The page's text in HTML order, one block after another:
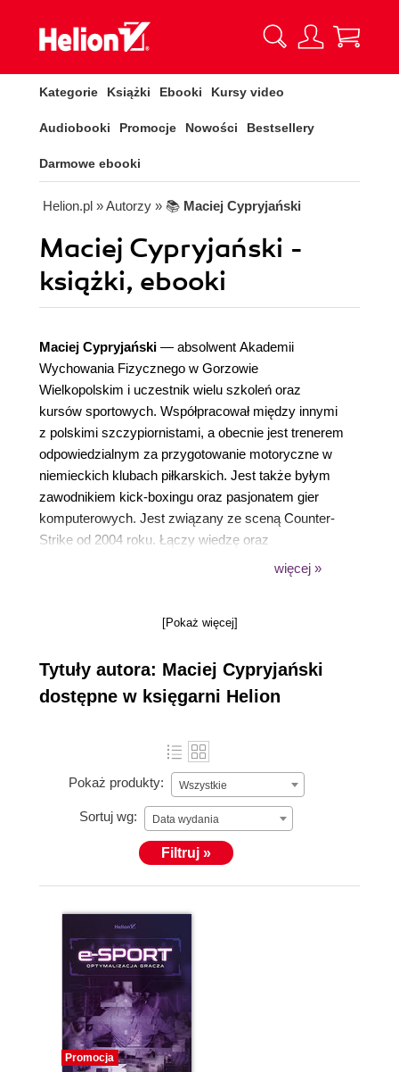
Kategorie Książki Ebooki Kursy video
Audiobooki Promocje Nowości Bestsellery
Darmowe ebooki
Helion.pl » Autorzy » 📚 Maciej Cypryjański
Maciej Cypryjański -
książki, ebooki
Maciej Cypryjański — absolwent Akademii
Wychowania Fizycznego w Gorzowie
Wielkopolskim i uczestnik wielu szkoleń oraz
kursów sportowych. Współpracował między innymi
z polskimi szczypiornistami, a obecnie jest trenerem
odpowiedzialnym za przygotowanie motoryczne w
niemieckich klubach piłkarskich. Jest także byłym
zawodnikiem kick-boxingu oraz pasjonatem gier
komputerowych. Jest związany ze sceną Counter-
Strike od 2004 roku. Łączy wiedzę oraz
doświadczenie zawodowe zdobyte w sportach
więcej »
[Pokaż więcej]
Tytuły autora: Maciej Cypryjański
dostępne w księgarni Helion
Pokaż produkty: Wszystkie
Sortuj wg: Data wydania
Filtruj »
Promocja